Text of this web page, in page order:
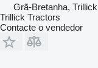
Grã-Bretanha, Trillick
Trillick Tractors
Contacte o vendedor